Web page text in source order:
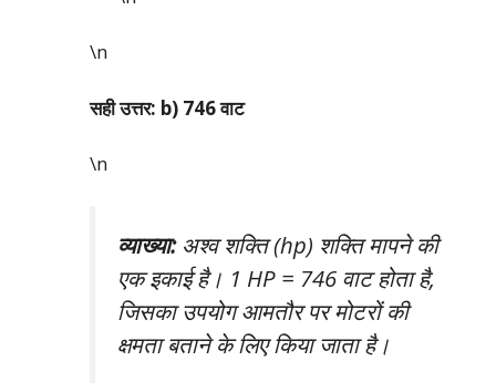
\n
सही उत्तर: b) 746 वाट
\n
व्याख्या:अश्व शक्ति (hp) शक्ति मापने की
एक इकाई है। 1 HP = 746 वाट होता है,
जिसका उपयोग आमतौर पर मोटरों की
क्षमता बताने के लिए किया जाता है।